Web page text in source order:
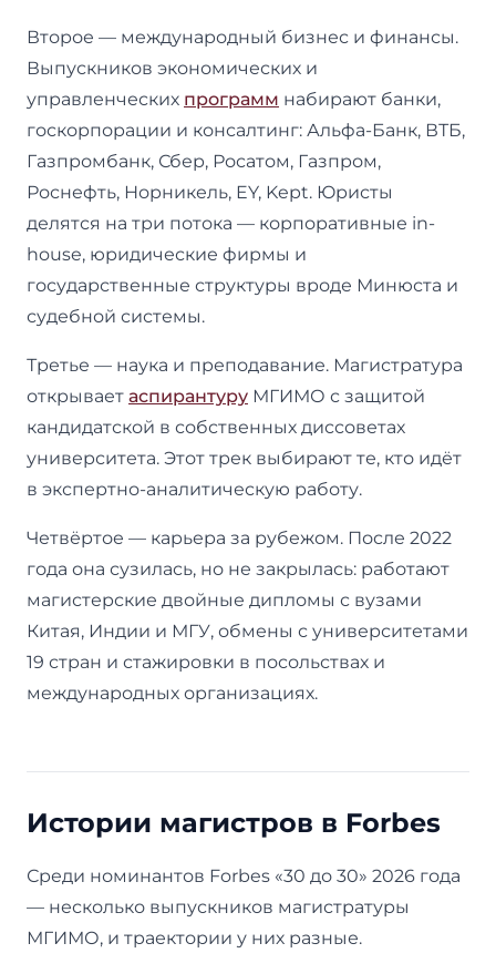
Второе — международный бизнес и финансы.
Выпускников экономических и
управленческих программ набирают банки,
госкорпорации и консалтинг: Альфа-Банк, ВТБ,
Газпромбанк, Сбер, Росатом, Газпром,
Роснефть, Норникель, EY, Kept. Юристы
делятся на три потока — корпоративные in-
house, юридические фирмы и
государственные структуры вроде Минюста и
судебной системы.
Третье — наука и преподавание. Магистратура
открывает аспирантуру МГИМО с защитой
кандидатской в собственных диссоветах
университета. Этот трек выбирают те, кто идёт
в экспертно-аналитическую работу.
Четвёртое — карьера за рубежом. После 2022
года она сузилась, но не закрылась: работают
магистерские двойные дипломы с вузами
Китая, Индии и МГУ, обмены с университетами
19 стран и стажировки в посольствах и
международных организациях.
Истории магистров в Forbes
Среди номинантов Forbes «30 до 30» 2026 года
— несколько выпускников магистратуры
МГИМО, и траектории у них разные.